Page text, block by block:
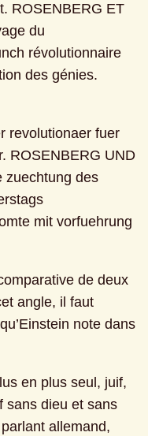
ROSENBERG ET
du
révolutionnaire
des génies.
revolutionaer fuer
ROSENBERG UND
zuechtung des
mit vorfuehrung
de deux
angle, il faut
note dans
en plus seul, juif,
sans dieu et sans
allemand,